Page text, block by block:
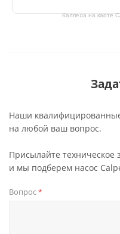
Калпеда на карте
Наши
на любой ваш вопрос.
Присылайте
и мы подберем насос
Вопрос*